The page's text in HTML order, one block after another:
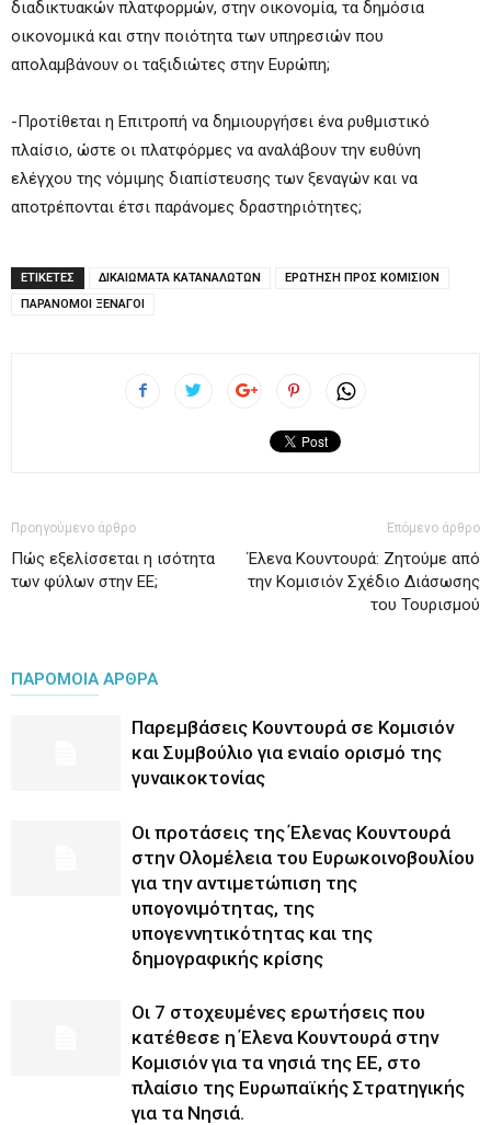
διαδικτυακών πλατφορμών, στην οικονομία, τα δημόσια
οικονομικά και στην ποιότητα των υπηρεσιών που
απολαμβάνουν οι ταξιδιώτες στην Ευρώπη;
-Προτίθεται η Επιτροπή να δημιουργήσει ένα ρυθμιστικό
πλαίσιο, ώστε οι πλατφόρμες να αναλάβουν την ευθύνη
ελέγχου της νόμιμης διαπίστευσης των ξεναγών και να
αποτρέπονται έτσι παράνομες δραστηριότητες;
ΕΤΙΚΕΤΕΣ ΔΙΚΑΙΩΜΑΤΑ ΚΑΤΑΝΑΛΩΤΩΝ
ΕΡΩΤΗΣΗ ΠΡΟΣ ΚΟΜΙΣΙΟΝ
ΠΑΡΑΝΟΜΟΙ ΞΕΝΑΓΟΙ
Προηγούμενο άρθρο
Πώς εξελίσσεται η ισότητα
των φύλων στην ΕΕ;
Επόμενο άρθρο
Έλενα Κουντουρά: Ζητούμε από
την Κομισιόν Σχέδιο Διάσωσης
του Τουρισμού
ΠΑΡΟΜΟΙΑ ΑΡΘΡΑ
Παρεμβάσεις Κουντουρά σε Κομισιόν
και Συμβούλιο για ενιαίο ορισμό της
γυναικοκτονίας
Οι προτάσεις της Έλενας Κουντουρά
στην Ολομέλεια του Ευρωκοινοβουλίου
για την αντιμετώπιση της
υπογονιμότητας, της
υπογεννητικότητας και της
δημογραφικής κρίσης
Οι 7 στοχευμένες ερωτήσεις που
κατέθεσε η Έλενα Κουντουρά στην
Κομισιόν για τα νησιά της ΕΕ, στο
πλαίσιο της Ευρωπαϊκής Στρατηγικής
για τα Νησιά.